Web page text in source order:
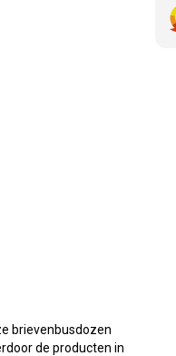
brievenbusdozen
de producten in